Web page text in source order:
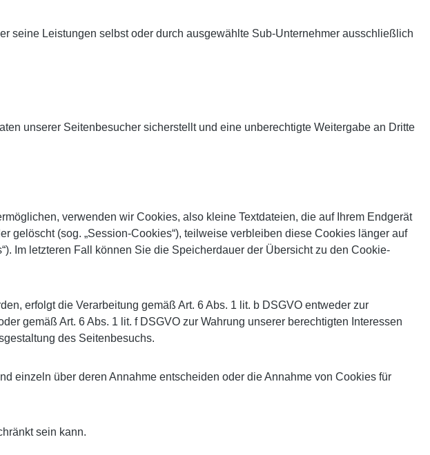
seine Leistungen selbst oder durch ausgewählte Sub-Unternehmer ausschließlich
unserer Seitenbesucher sicherstellt und eine unberechtigte Weitergabe an Dritte
verwenden wir Cookies, also kleine Textdateien, die auf Ihrem Endgerät
(sog. „Session-Cookies“), teilweise verbleiben diese Cookies länger auf
Im letzteren Fall können Sie die Speicherdauer der Übersicht zu den Cookie-
erfolgt die Verarbeitung gemäß Art. 6 Abs. 1 lit. b DSGVO entweder zur
gemäß Art. 6 Abs. 1 lit. f DSGVO zur Wahrung unserer berechtigten Interessen
des Seitenbesuchs.
einzeln über deren Annahme entscheiden oder die Annahme von Cookies für
sein kann.